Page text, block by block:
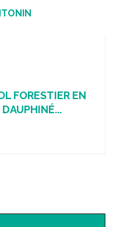
FORESTIER EN